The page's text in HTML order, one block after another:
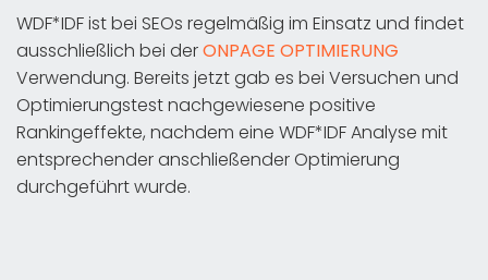
WDF*IDF ist bei SEOs regelmäßig im Einsatz und findet
ausschließlich bei derONPAGE OPTIMIERUNG
Verwendung. Bereits jetzt gab es bei Versuchen und
Optimierungstest nachgewiesene positive
Rankingeffekte, nachdem eine WDF*IDF Analyse mit
entsprechender anschließender Optimierung
durchgeführt wurde.